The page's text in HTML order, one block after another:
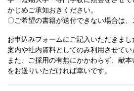
かじめご承知おきください。
〇ご希望の書籍が送付できない場合は、
お申込みフォームにご記入いただきま
案内や社内資料としてのみ利用させてい
また、ご採用の有無にかかわらず、献
をお送りいただければ幸いです。